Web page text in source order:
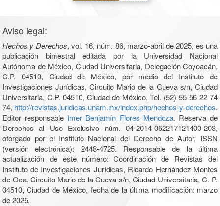
Aviso legal:
Hechos y Derechos, vol. 16, núm. 86, marzo-abril de 2025, es una
publicación bimestral editada por la Universidad Nacional
Autónoma de México, Ciudad Universitaria, Delegación Coyoacán,
C.P. 04510, Ciudad de México, por medio del Instituto de
Investigaciones Jurídicas, Circuito Mario de la Cueva s/n, Ciudad
Universitaria, C.P. 04510, Ciudad de México, Tel. (52) 55 56 22 74
74, http://revistas.juridicas.unam.mx/index.php/hechos-y-derechos.
Editor responsable Imer Benjamín Flores Mendoza. Reserva de
Derechos al Uso Exclusivo núm. 04-2014-052217121400-203,
otorgado por el Instituto Nacional del Derecho de Autor, ISSN
(versión electrónica): 2448-4725. Responsable de la última
actualización de este número: Coordinación de Revistas del
Instituto de Investigaciones Jurídicas, Ricardo Hernández Montes
de Oca, Circuito Mario de la Cueva s/n, Ciudad Universitaria, C. P.
04510, Ciudad de México, fecha de la última modificación: marzo
de 2025.